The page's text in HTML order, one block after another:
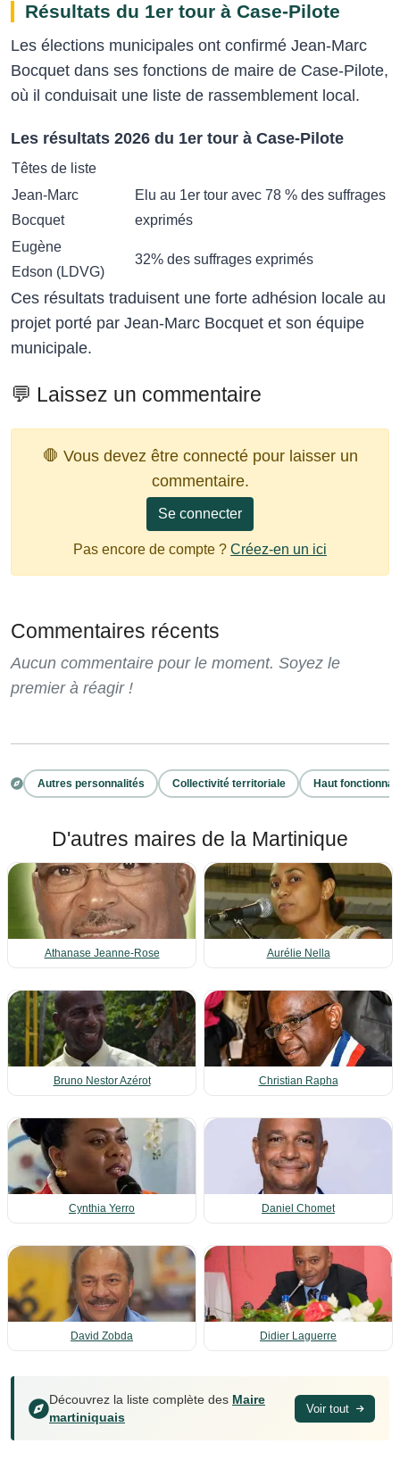
Résultats du 1er tour à Case‑Pilote
Les élections municipales ont confirmé Jean‑Marc
Bocquet dans ses fonctions de maire de Case-Pilote,
où il conduisait une liste de rassemblement local.
Les résultats 2026 du 1er tour à Case-Pilote
Têtes de liste
Jean‑Marc
Bocquet
Elu au 1er tour avec 78 % des suffrages
exprimés
Eugène
Edson (LDVG)
32% des suffrages exprimés
Ces résultats traduisent une forte adhésion locale au
projet porté par Jean‑Marc Bocquet et son équipe
municipale.
💬 Laissez un commentaire
🛑 Vous devez être connecté pour laisser un
commentaire.
Se connecter
Pas encore de compte ? Créez-en un ici
Commentaires récents
Aucun commentaire pour le moment. Soyez le
premier à réagir !
Autres personnalités Collectivité territoriale Haut
D'autres maires de la Martinique
Athanase Jeanne-Rose Aurélie Nella
Bruno Nestor Azérot Christian Rapha
Cynthia Yerro Daniel Chomet
David Zobda Didier Laguerre
Découvrez la liste complète des Maire
martiniquais
Voir tout